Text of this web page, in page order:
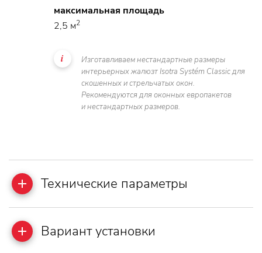
максимальная площадь
2,5 м2
Изготавливаем нестандартные размеры
интерьерных жалюзт Isotra Systém Classic для
скошенных и стрельчатых окон.
Рекомендуются для оконных европакетов
и нестандартных размеров.
Teхнические параметры
Вариант установки